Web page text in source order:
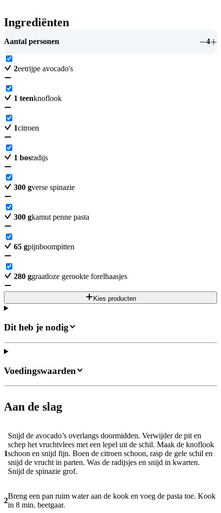
Ingrediënten
Aantal personen 4
2eetrijpe avocado's
1 teenknoflook
1citroen
1 bosradijs
300 gverse spinazie
300 gkamut penne pasta
65 gpijnboompitten
280 ggraatloze gerookte forelhaasjes
Kies producten
Dit heb je nodig
Aan de slag
1
Snijd de avocado’s overlangs doormidden. Verwijder de pit en
schep het vruchtvlees met een lepel uit de schil. Maak de knoflook
schoon en snijd fijn. Boen de citroen schoon, rasp de gele schil en
snijd de vrucht in parten. Was de radijsjes en snijd in kwarten.
Snijd de spinazie grof.
2
Breng een pan ruim water aan de kook en voeg de pasta toe. Kook
in 8 min. beetgaar.
Voedingswaarden